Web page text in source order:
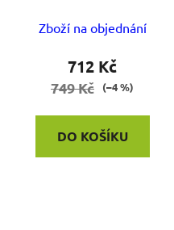
Zboží na objednání
712 Kč
749 Kč (–4 %)
DO KOŠÍKU